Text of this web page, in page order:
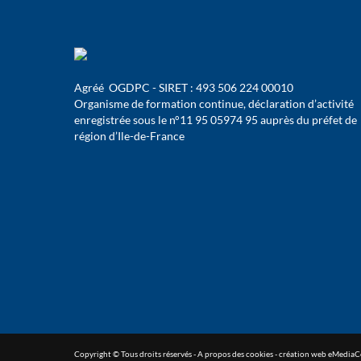
Agréé OGDPC - SIRET : 493 506 224 00010
Organisme de formation continue, déclaration d’activité
enregistrée sous le n°11 95 05974 95 auprès du préfet de
région d’Ile-de-France
Copyright ©Tous droits réservés-A propos des cookies- création web